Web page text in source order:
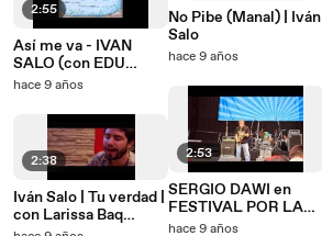
2:55
Así me va - IVAN
SALO (con EDU
SCHMIDT)
hace 9 años
2:38
Iván Salo | Tu verdad |
con Larissa Baq
No Pibe (Manal) | Iván
Salo
hace 9 años
2:53
SERGIO DAWI en
FESTIVAL POR LA
LEY NACIONAL DE
hace 9 años